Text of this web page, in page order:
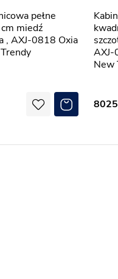
miedź
, AXJ-0818 Oxia
Kabina prysznicowa
AXJ-
New